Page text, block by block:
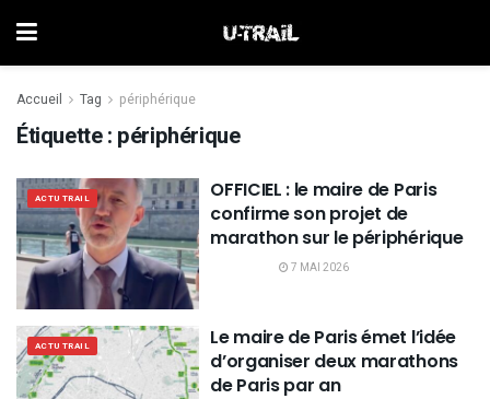
Accueil Tag périphérique
Étiquette : périphérique
ACTU TRAIL
OFFICIEL : le maire de Paris
confirme son projet de
marathon sur le périphérique
7 MAI 2026
ACTU TRAIL
Le maire de Paris émet l’idée
d’organiser deux marathons
de Paris par an